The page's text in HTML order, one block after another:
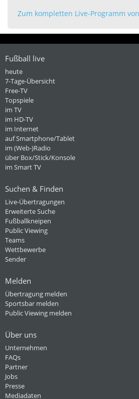
Zum kompletten Live-Programm
Fußball live
heute
7-Tage-Übersicht
Free-TV
Topspiele
im TV
im HD-TV
im Internet
auf Smartphone/Tablet
im (Web-)Radio
über Box/Stick/Konsole
im Smart TV
Suchen & Finden
Live-Übertragungen
Erweiterte Suche
Fußballkneipen
Public Viewing
Teams
Wettbewerbe
Sender
Melden
Übertragung melden
Sportsbar melden
Public Viewing melden
Über uns
Unternehmen
FAQs
Partner
Jobs
Presse
Mediadaten